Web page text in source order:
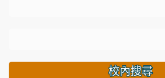
校內搜尋